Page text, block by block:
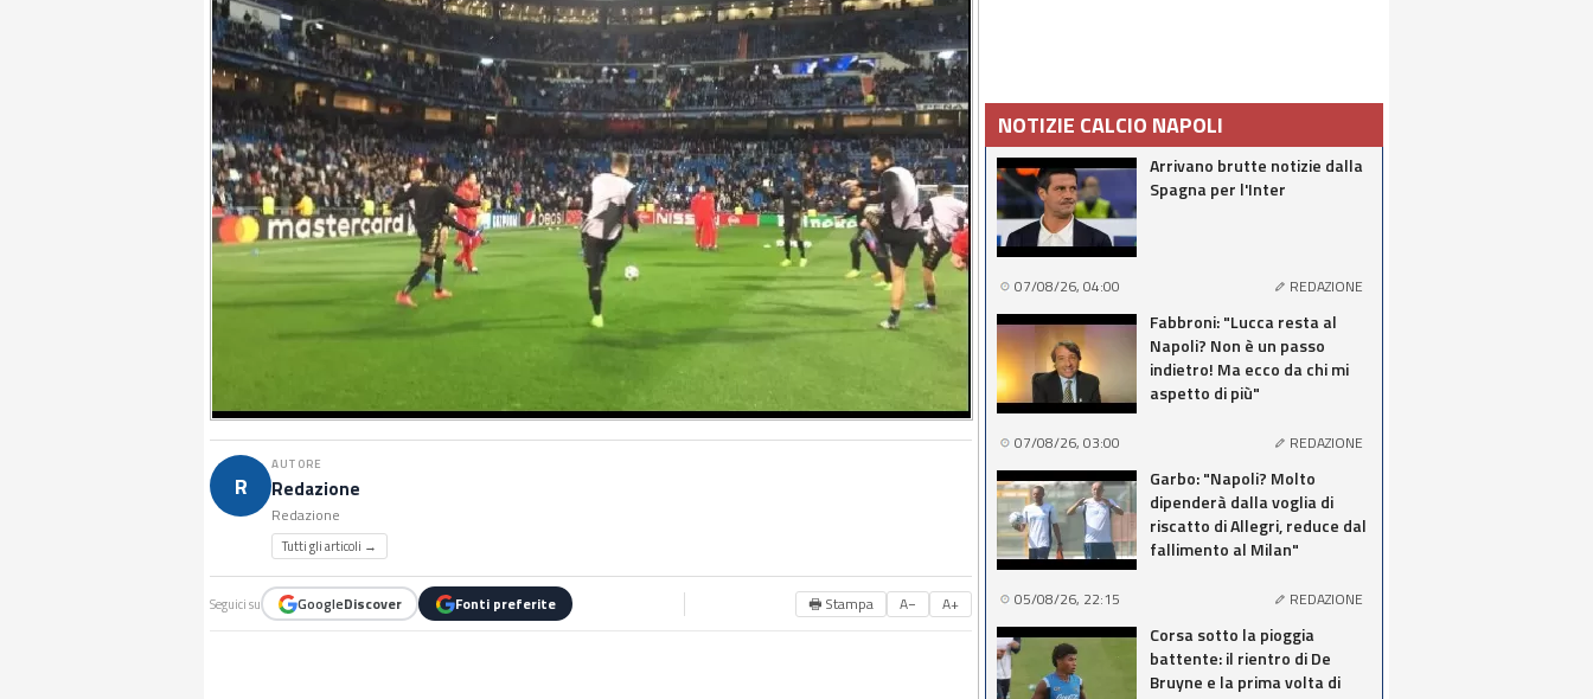
R
AUTORE
Redazione
Redazione
Tutti gli articoli →
Seguici su GoogleDiscover Fonti preferite 🖶 Stampa A− A+
NOTIZIE CALCIO NAPOLI
Arrivano brutte notizie dalla
Spagna per l'Inter
07/08/26, 04:00 REDAZIONE
Fabbroni: "Lucca resta al
Napoli? Non è un passo
indietro! Ma ecco da chi mi
aspetto di più"
07/08/26, 03:00 REDAZIONE
Garbo: "Napoli? Molto
dipenderà dalla voglia di
riscatto di Allegri, reduce dal
fallimento al Milan"
05/08/26, 22:15 REDAZIONE
Corsa sotto la pioggia
battente: il rientro di De
Bruyne e la prima volta di